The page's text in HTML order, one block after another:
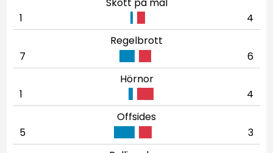
1
4
Regelbrott
7
6
Hörnor
1
4
Offsides
5
3